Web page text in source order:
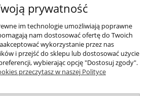
Moje konto
Płatności i dostawa
Informacje
prywatność
im technologie umożliwiają poprawne
nam dostosować ofertę do Twoich
wykorzystanie przez nas
i przejść do sklepu lub dostosować użycie
wybierając opcję "Dostosuj zgody".
przeczytasz w naszej Polityce